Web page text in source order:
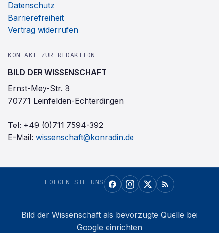
Datenschutz
Barrierefreiheit
Vertrag widerrufen
KONTAKT ZUR REDAKTION
BILD DER WISSENSCHAFT
Ernst-Mey-Str. 8
70771 Leinfelden-Echterdingen
Tel: +49 (0)711 7594-392
E-Mail: wissenschaft@konradin.de
FOLGEN SIE UNS
Bild der Wissenschaft als bevorzugte Quelle bei
Google einrichten